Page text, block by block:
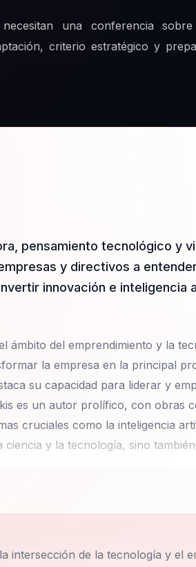
una conferencia
criterio estratégico y
pensamiento tecnológico y
y directivos a
innovación e inteligencia
ámbito del emprendimiento y la
la empresa en la principal
su capacidad para liderar y
es un autor prolífico, con obras
cruciales como la inteligencia
y la tecnología, sino
de su carrera a la divulgación del
intersección de la tecnología y el